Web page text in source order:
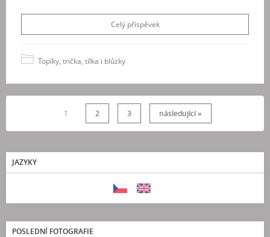
Celý příspěvek
Topíky, trička, tílka i blůzky
1 2 3 následující »
JAZYKY
POSLEDNÍ FOTOGRAFIE